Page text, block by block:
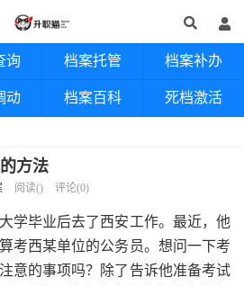
询 档案托管 档案补办
动 档案百科 死档激活
方法
阅读() 评论(0)
学毕业后去了西安工作。最近，他
考西某单位的公务员。想问一下考
意的事项吗？除了告诉他准备考试